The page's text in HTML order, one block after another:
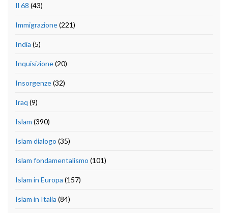
Il 68 (43)
Immigrazione(221)
India (5)
Inquisizione(20)
Insorgenze(32)
Iraq (9)
Islam (390)
Islam dialogo (35)
Islam fondamentalismo (101)
Islam in Europa (157)
Islam in Italia (84)